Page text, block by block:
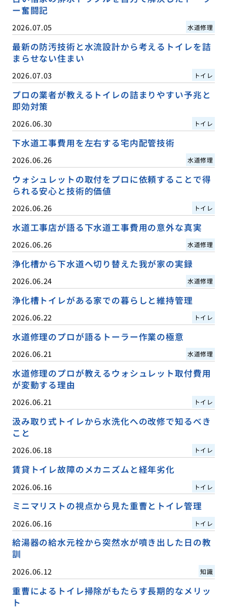
ー奮闘記
2026.07.05 水道修理
最新の防汚技術と水流設計から考えるトイレを詰
まらせない住まい
2026.07.03 トイレ
プロの業者が教えるトイレの詰まりやすい予兆と
即効対策
2026.06.30 トイレ
下水道工事費用を左右する宅内配管技術
2026.06.26 水道修理
ウォシュレットの取付をプロに依頼することで得
られる安心と技術的価値
2026.06.26 トイレ
水道工事店が語る下水道工事費用の意外な真実
2026.06.26 水道修理
浄化槽から下水道へ切り替えた我が家の実録
2026.06.24 水道修理
浄化槽トイレがある家での暮らしと維持管理
2026.06.22 トイレ
水道修理のプロが語るトーラー作業の極意
2026.06.21 水道修理
水道修理のプロが教えるウォシュレット取付費用
が変動する理由
2026.06.21 トイレ
汲み取り式トイレから水洗化への改修で知るべき
こと
2026.06.18 トイレ
賃貸トイレ故障のメカニズムと経年劣化
2026.06.16 トイレ
ミニマリストの視点から見た重曹とトイレ管理
2026.06.16 トイレ
給湯器の給水元栓から突然水が噴き出した日の教
訓
2026.06.12 知識
重曹によるトイレ掃除がもたらす長期的なメリッ
ト